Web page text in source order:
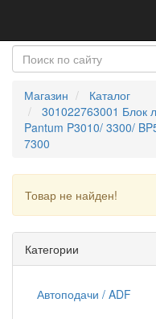
Магазин
Каталог
301022763001 Блок
Pantum P3010/ 3300/
7300
Товар не найден!
Категории
Автоподачи / ADF